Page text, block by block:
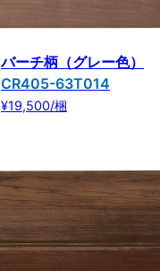
バーチ柄（グレー色）
CR405-63T014
¥19,500/梱